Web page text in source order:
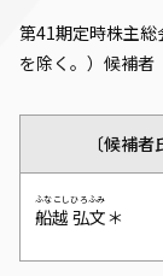
第41期定時株主
を除く。）候補者
〔候補者
船越 弘文
ふなこしひろふみ
＊